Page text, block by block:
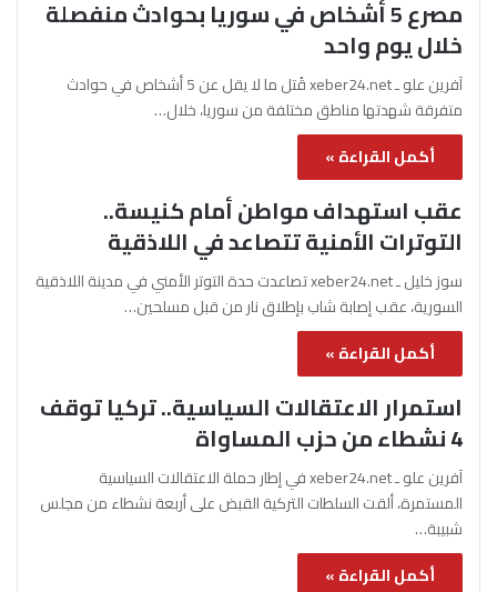
مصرع 5 أشخاص في سوريا بحوادث منفصلة
خلال يوم واحد
آفرين علو ـ xeber24.net قُتل ما لا يقل عن 5 أشخاص في حوادث
متفرقة شهدتها مناطق مختلفة من سوريا، خلال…
أكمل القراءة »
عقب استهداف مواطن أمام كنيسة..
التوترات الأمنية تتصاعد في اللاذقية
سوز خليل ـ xeber24.net تصاعدت حدة التوتر الأمني في مدينة اللاذقية
السورية، عقب إصابة شاب بإطلاق نار من قبل مسلحين…
أكمل القراءة »
استمرار الاعتقالات السياسية.. تركيا توقف
4 نشطاء من حزب المساواة
آفرين علو ـ xeber24.net في إطار حملة الاعتقالات السياسية
المستمرة، ألقت السلطات التركية القبض على أربعة نشطاء من مجلس
شبيبة…
أكمل القراءة »